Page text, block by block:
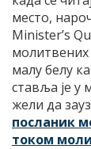
место,
Minister’s
молитвених
малу белу
ставља је у
жели да
посланик
током